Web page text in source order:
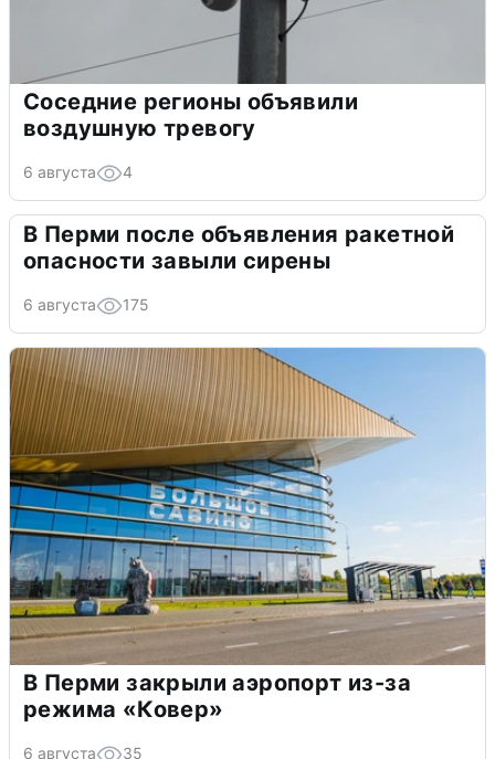
Соседние регионы объявили
воздушную тревогу
6 августа 4
В Перми после объявления ракетной
опасности завыли сирены
6 августа 175
В Перми закрыли аэропорт из-за
режима «Ковер»
6 августа 35